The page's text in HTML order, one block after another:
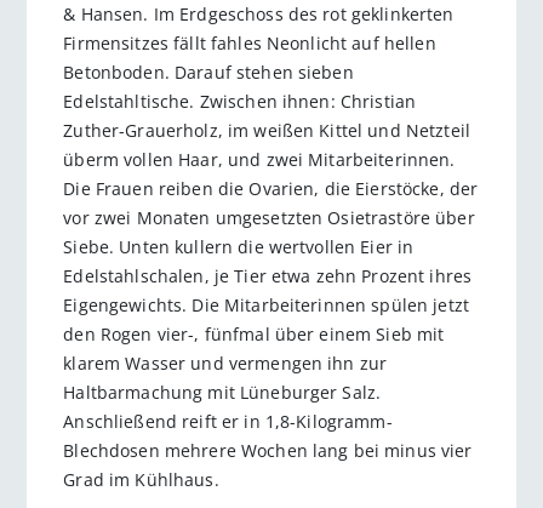
& Hansen. Im Erdgeschoss des rot geklinkerten
Firmensitzes fällt fahles Neonlicht auf hellen
Betonboden. Darauf stehen sieben
Edelstahltische. Zwischen ihnen: Christian
Zuther-Grauerholz, im weißen Kittel und Netzteil
überm vollen Haar, und zwei Mitarbeiterinnen.
Die Frauen reiben die Ovarien, die Eierstöcke, der
vor zwei Monaten umgesetzten Osietra­störe über
Siebe. Unten kullern die wertvollen Eier in
Edelstahlschalen, je Tier etwa zehn Prozent ihres
Eigengewichts. Die Mitarbeiterinnen spülen jetzt
den Rogen vier-, fünfmal über einem Sieb mit
klarem Wasser und vermengen ihn zur
Haltbarmachung mit Lüneburger Salz.
Anschließend reift er in 1,8-Kilogramm-
Blechdosen mehrere Wochen lang bei minus vier
Grad im Kühlhaus.